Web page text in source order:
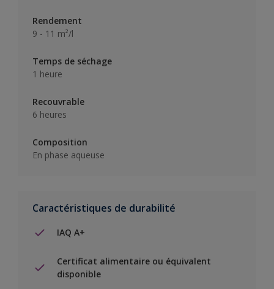
Rendement
9 - 11 m²/l
Temps de séchage
1 heure
Recouvrable
6 heures
Composition
En phase aqueuse
Caractéristiques de durabilité
IAQ A+
Certificat alimentaire ou équivalent
disponible